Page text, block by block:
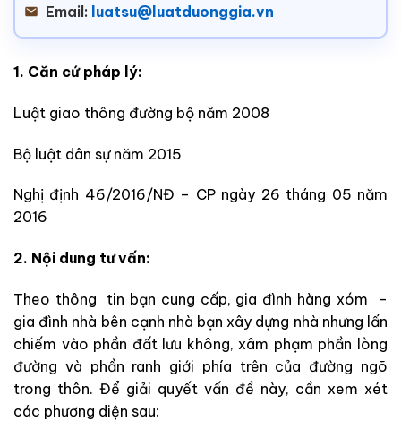
Email: luatsu@luatduonggia.vn
1. Căn cứ pháp lý:
Luật giao thông đường bộ năm 2008
Bộ luật dân sự năm 2015
Nghị định 46/2016/NĐ – CP ngày 26 tháng 05 năm
2016
2. Nội dung tư vấn:
Theo thông tin bạn cung cấp, gia đình hàng xóm –
gia đình nhà bên cạnh nhà bạn xây dựng nhà nhưng lấn
chiếm vào phần đất lưu không, xâm phạm phần lòng
đường và phần ranh giới phía trên của đường ngõ
trong thôn. Để giải quyết vấn đề này, cần xem xét
các phương diện sau: